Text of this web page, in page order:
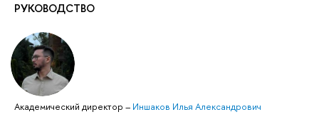
РУКОВОДСТВО
Академический директор – Иншаков Илья Александрович